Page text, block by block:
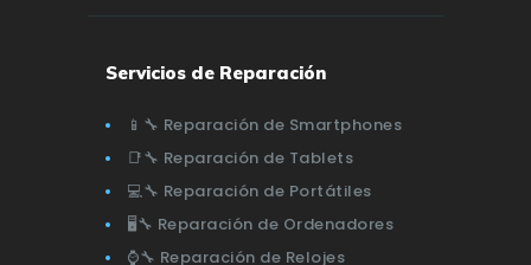
Servicios de Reparación
📱🔧 Reparación de Smartphones
📑🔧 Reparación de Tablets
💻🔧 Reparación de Portátiles
🖥️🔧 Reparación de Ordenadores
⌚🔧 Reparación de Relojes